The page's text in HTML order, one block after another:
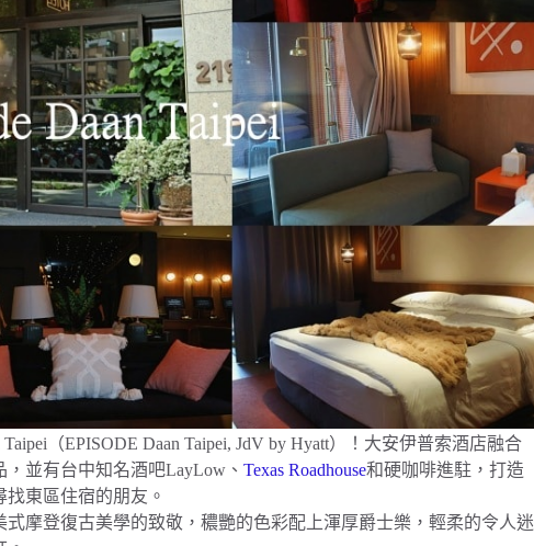
（EPISODE Daan Taipei, JdV by Hyatt）！大安伊普索酒店融合
並有台中知名酒吧LayLow、 Texas Roadhouse和硬咖啡進駐，打造
東區住宿的朋友。
摩登復古美學的致敬，穠艷的色彩配上渾厚爵士樂，輕柔的令人迷